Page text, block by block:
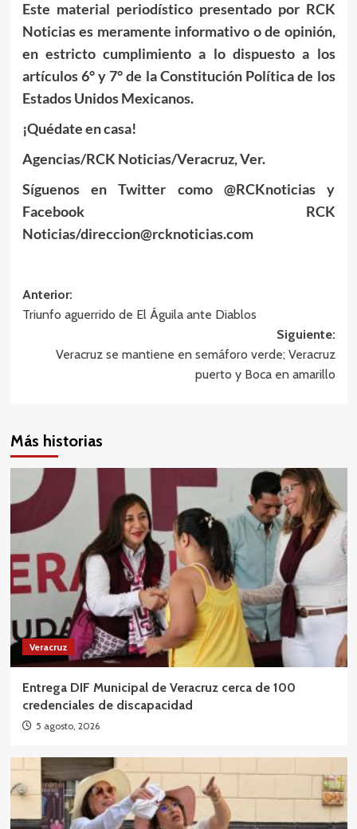
Este material periodístico presentado por RCK
Noticias es meramente informativo o de opinión,
en estricto cumplimiento a lo dispuesto a los
artículos 6° y 7° de la Constitución Política de los
Estados Unidos Mexicanos.
¡Quédate en casa!
Agencias/RCK Noticias/Veracruz, Ver.
Síguenos en Twitter como @RCKnoticias y
Facebook RCK
Noticias/direccion@rcknoticias.com
Navegación
de
entradas
Anterior:
Triunfo aguerrido de El Águila ante Diablos
Siguiente:
Veracruz se mantiene en semáforo verde; Veracruz
puerto y Boca en amarillo
Más historias
Veracruz
Entrega DIF Municipal de Veracruz cerca de 100
credenciales de discapacidad
5 agosto, 2026